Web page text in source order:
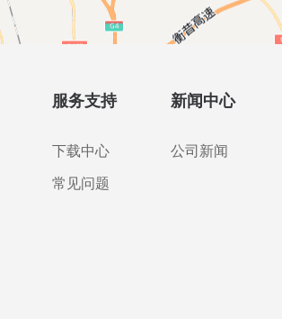
服务支持
下载中心
常见问题
新闻中心
公司新闻